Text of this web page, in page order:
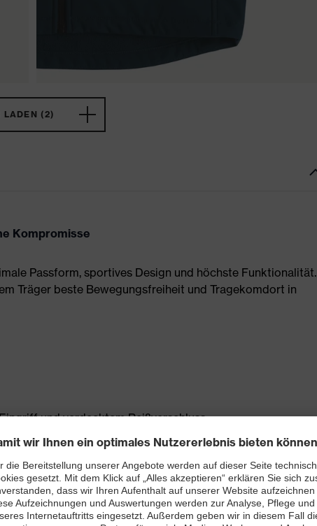
LADEN (2)
Kompromisse
Passform, sportives Design und höchste Funktionalität.
Träger beste Bewegungsfreiheit und Tragekomdort in
und verdecktem Reißverschluss